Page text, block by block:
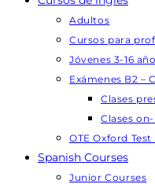
Adultos
Cursos para
Jóvenes 3-16
Exámenes B2 –
Clases
Clases
OTE Oxford
Spanish Courses
Junior Courses